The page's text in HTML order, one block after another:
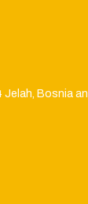
Jelah, Bosnia